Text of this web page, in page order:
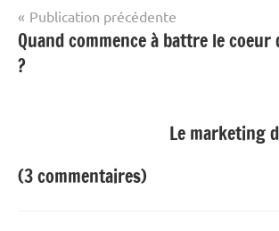
Navigation
de
l’article
Publication précédente
Quand commence à battre le
?
Le marketing
(3 commentaires)